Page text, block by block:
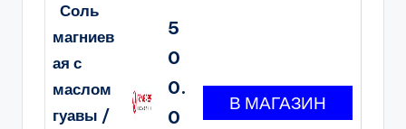
Соль
магниев
ая с
маслом
гуавы /
5
0
0.
0